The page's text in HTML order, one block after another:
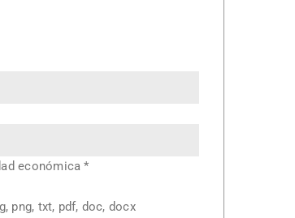
económica*
png, txt, pdf, doc, docx